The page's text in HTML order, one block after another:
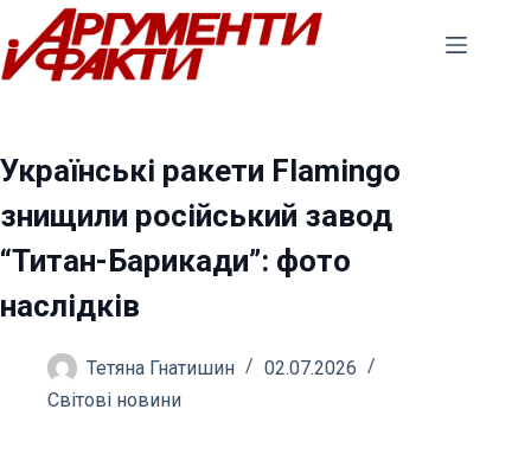
Перейти
до
вмісту
Українські ракети Flamingo
знищили російський завод
“Титан-Барикади”: фото
наслідків
Тетяна Гнатишин
02.07.2026
Світові новини